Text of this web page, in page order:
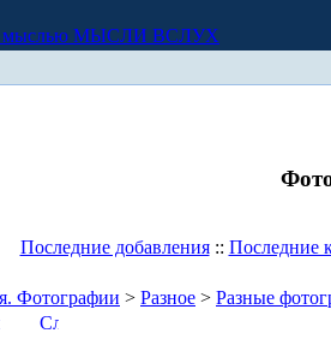
МЫСЛИ ВСЛУХ
Последние добавления:: Последние
Фотографии > Разное > Разные